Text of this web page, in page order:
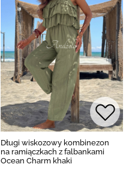
Długi wiskozowy kombinezon
na ramiączkach z falbankami
Ocean Charm khaki